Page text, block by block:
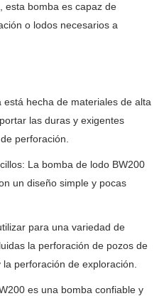
esta bomba es capaz de
o lodos necesarios a
hecha de materiales de alta
las duras y exigentes
perforación.
La bomba de lodo BW200
un diseño simple y pocas
para una variedad de
la perforación de pozos de
perforación de exploración.
es una bomba confiable y